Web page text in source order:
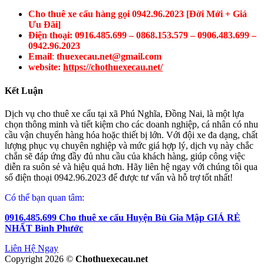
Cho thuê xe cẩu hàng gọi 0942.96.2023 [Đời Mới + Giá
Ưu Đãi]
Điện thoại: 0916.485.699 – 0868.153.579 – 0906.483.699 –
0942.96.2023
Email: thuexecau.net@gmail.com
website: https://chothuexecau.net/
Kết Luận
Dịch vụ cho thuê xe cẩu tại xã Phú Nghĩa, Đồng Nai, là một lựa
chọn thông minh và tiết kiệm cho các doanh nghiệp, cá nhân có nhu
cầu vận chuyển hàng hóa hoặc thiết bị lớn. Với đội xe đa dạng, chất
lượng phục vụ chuyên nghiệp và mức giá hợp lý, dịch vụ này chắc
chắn sẽ đáp ứng đầy đủ nhu cầu của khách hàng, giúp công việc
diễn ra suôn sẻ và hiệu quả hơn. Hãy liên hệ ngay với chúng tôi qua
số điện thoại 0942.96.2023 để được tư vấn và hỗ trợ tốt nhất!
Có thể bạn quan tâm:
0916.485.699 Cho thuê xe cẩu Huyện Bù Gia Mập GIÁ RẺ
NHẤT Bình Phước
Liên Hệ Ngay
Copyright 2026 © Chothuexecau.net